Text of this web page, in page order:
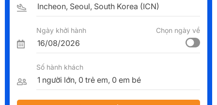
Ngày khởi hành Chọn ngày về
Số hành khách